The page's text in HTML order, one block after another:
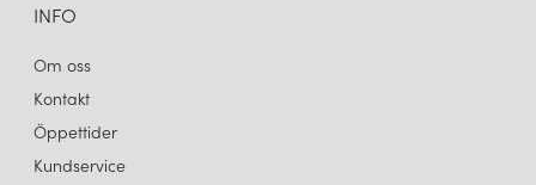
INFO
Om oss
Kontakt
Öppettider
Kundservice